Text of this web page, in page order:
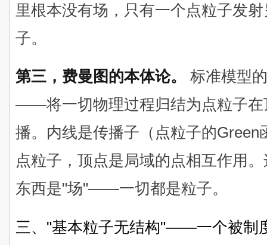
里根本没有场，只有一个点粒子发
子。
第三，费曼图的本体论。
标准模型
——将一切物理过程归结为点粒子在
播。内线是传播子（点粒子的
点粒子，顶点是局域的点相互作用
东西是"场"——一切都是粒子。
三、"基本粒子无结构"——一个被制